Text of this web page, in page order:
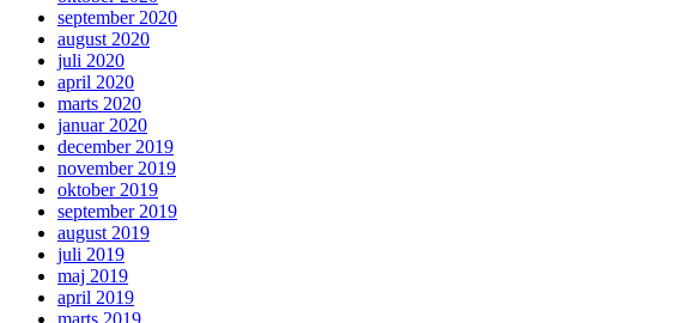
september 2020
august 2020
juli 2020
april 2020
marts 2020
januar 2020
december 2019
november 2019
oktober 2019
september 2019
august 2019
juli 2019
maj 2019
april 2019
marts 2019